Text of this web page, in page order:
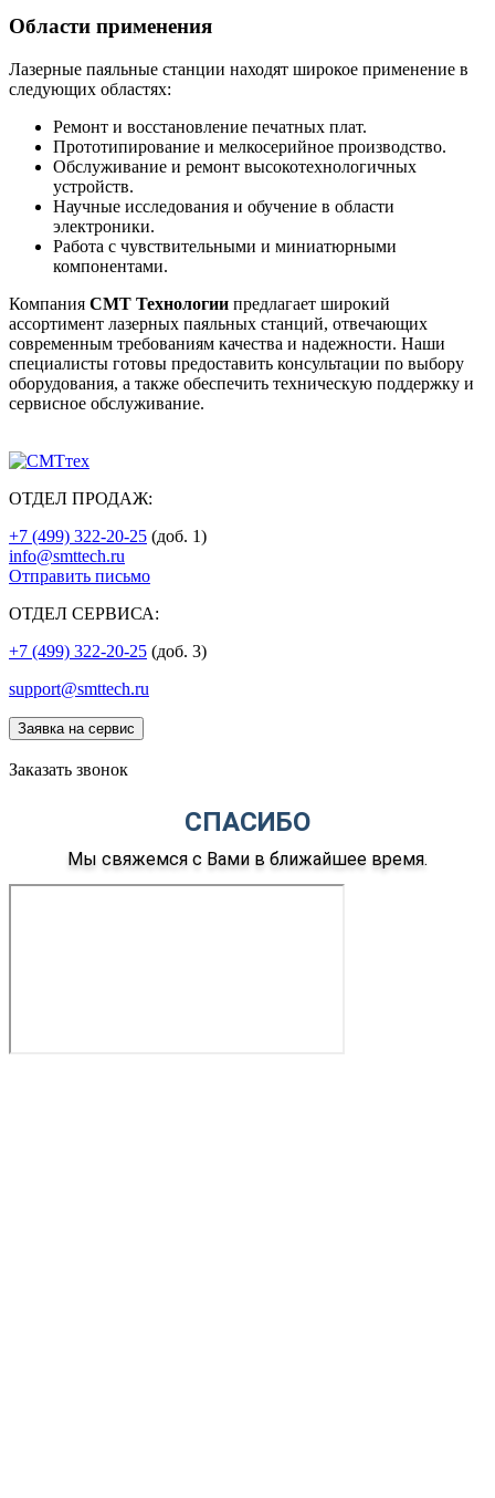
Области применения
Лазерные паяльные станции находят широкое применение в
следующих областях:
Ремонт и восстановление печатных плат.
Прототипирование и мелкосерийное производство.
Обслуживание и ремонт высокотехнологичных
устройств.
Научные исследования и обучение в области
электроники.
Работа с чувствительными и миниатюрными
компонентами.
Компания СМТ Технологии предлагает широкий
ассортимент лазерных паяльных станций, отвечающих
современным требованиям качества и надежности. Наши
специалисты готовы предоставить консультации по выбору
оборудования, а также обеспечить техническую поддержку и
сервисное обслуживание.
ОТДЕЛ ПРОДАЖ:
+7 (499) 322-20-25 (доб. 1)
info@smttech.ru
Отправить письмо
ОТДЕЛ СЕРВИСА:
+7 (499) 322-20-25 (доб. 3)
support@smttech.ru
Заявка на сервис
Заказать звонок
СПАСИБО
Мы свяжемся с Вами в ближайшее время.